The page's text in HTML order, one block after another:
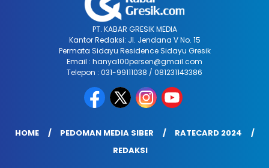
PT. KABAR GRESIK MEDIA
Kantor Redaksi: Jl. Jendana V No. 15
Permata Sidayu Residence Sidayu Gresik
Email : hanya100persen@gmail.com
Telepon : 031-99111038 / 081231143386
HOME PEDOMAN MEDIA SIBER
RATECARD 2024
REDAKSI